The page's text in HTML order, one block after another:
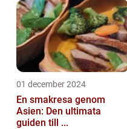
01 december 2024
En smakresa genom
Asien: Den ultimata
guiden till ...